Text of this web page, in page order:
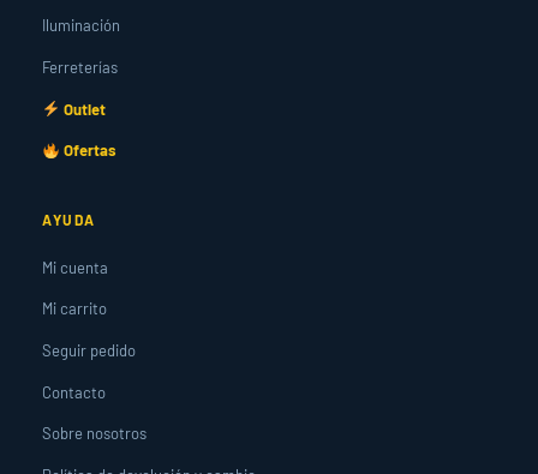
Iluminación
Ferreterías
Outlet
Ofertas
AYUDA
Mi cuenta
Mi carrito
Seguir pedido
Contacto
Sobre nosotros